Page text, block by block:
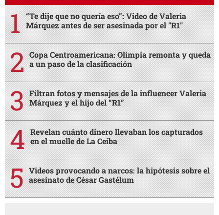
“Te dije que no quería eso”: Video de Valeria
Márquez antes de ser asesinada por el "R1"
Copa Centroamericana: Olimpia remonta y queda
a un paso de la clasificación
Filtran fotos y mensajes de la influencer Valeria
Márquez y el hijo del “R1”
Revelan cuánto dinero llevaban los capturados
en el muelle de La Ceiba
Videos provocando a narcos: la hipótesis sobre el
asesinato de César Gastélum